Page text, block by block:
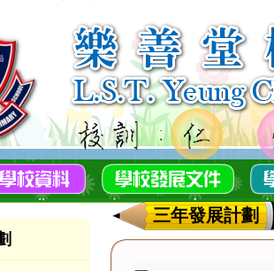
三年發展計劃